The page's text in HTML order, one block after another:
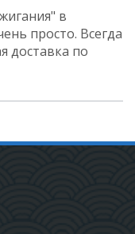
в
просто. Всегда
доставка по